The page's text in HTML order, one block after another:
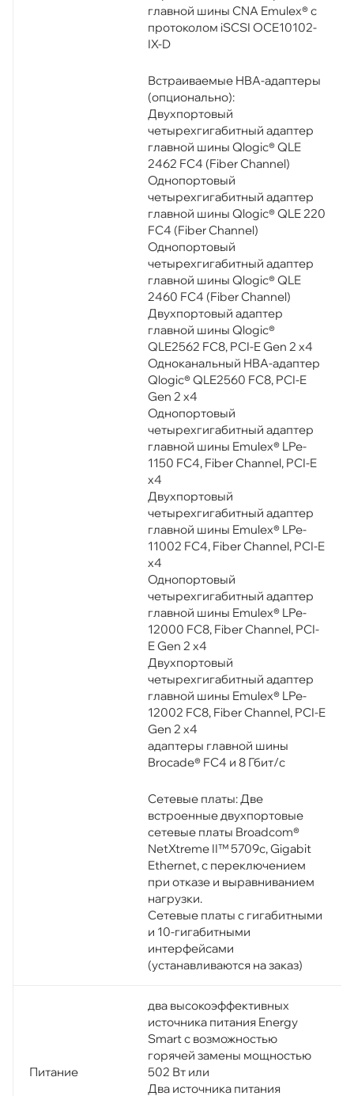
главной шины CNA Emulex® с
протоколом iSCSI OCE10102-
IX-D
Встраиваемые HBA-адаптеры
(опционально):
Двухпортовый
четырехгигабитный адаптер
главной шины Qlogic® QLE
2462 FC4 (Fiber Channel)
Однопортовый
четырехгигабитный адаптер
главной шины Qlogic® QLE 220
FC4 (Fiber Channel)
Однопортовый
четырехгигабитный адаптер
главной шины Qlogic® QLE
2460 FC4 (Fiber Channel)
Двухпортовый адаптер
главной шины Qlogic®
QLE2562 FC8, PCI-E Gen 2 x4
Одноканальный HBA-адаптер
Qlogic® QLE2560 FC8, PCI-E
Gen 2 x4
Однопортовый
четырехгигабитный адаптер
главной шины Emulex® LPe-
1150 FC4, Fiber Channel, PCI-E
x4
Двухпортовый
четырехгигабитный адаптер
главной шины Emulex® LPe-
11002 FC4, Fiber Channel, PCI-E
x4
Однопортовый
четырехгигабитный адаптер
главной шины Emulex® LPe-
12000 FC8, Fiber Channel, PCI-
E Gen 2 x4
Двухпортовый
четырехгигабитный адаптер
главной шины Emulex® LPe-
12002 FC8, Fiber Channel, PCI-E
Gen 2 x4
адаптеры главной шины
Brocade® FC4 и 8 Гбит/с
Сетевые платы: Две
встроенные двухпортовые
сетевые платы Broadcom®
NetXtreme II™ 5709c, Gigabit
Ethernet, с переключением
при отказе и выравниванием
нагрузки.
Сетевые платы с гигабитными
и 10-гигабитными
интерфейсами
(устанавливаются на заказ)
Питание
два высокоэффективных
источника питания Energy
Smart с возможностью
горячей замены мощностью
502 Вт или
Два источника питания